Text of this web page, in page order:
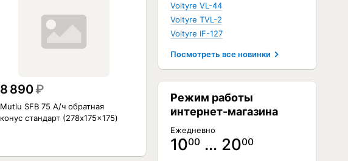
8 890₽
Mutlu SFB 75 А/ч обратная
конус стандарт (278x175x175)
Voltyre VL-44
Voltyre TVL-2
Voltyre IF-127
Посмотреть все новинки
Режим работы
интернет-магазина
Ежедневно
1000 … 2000